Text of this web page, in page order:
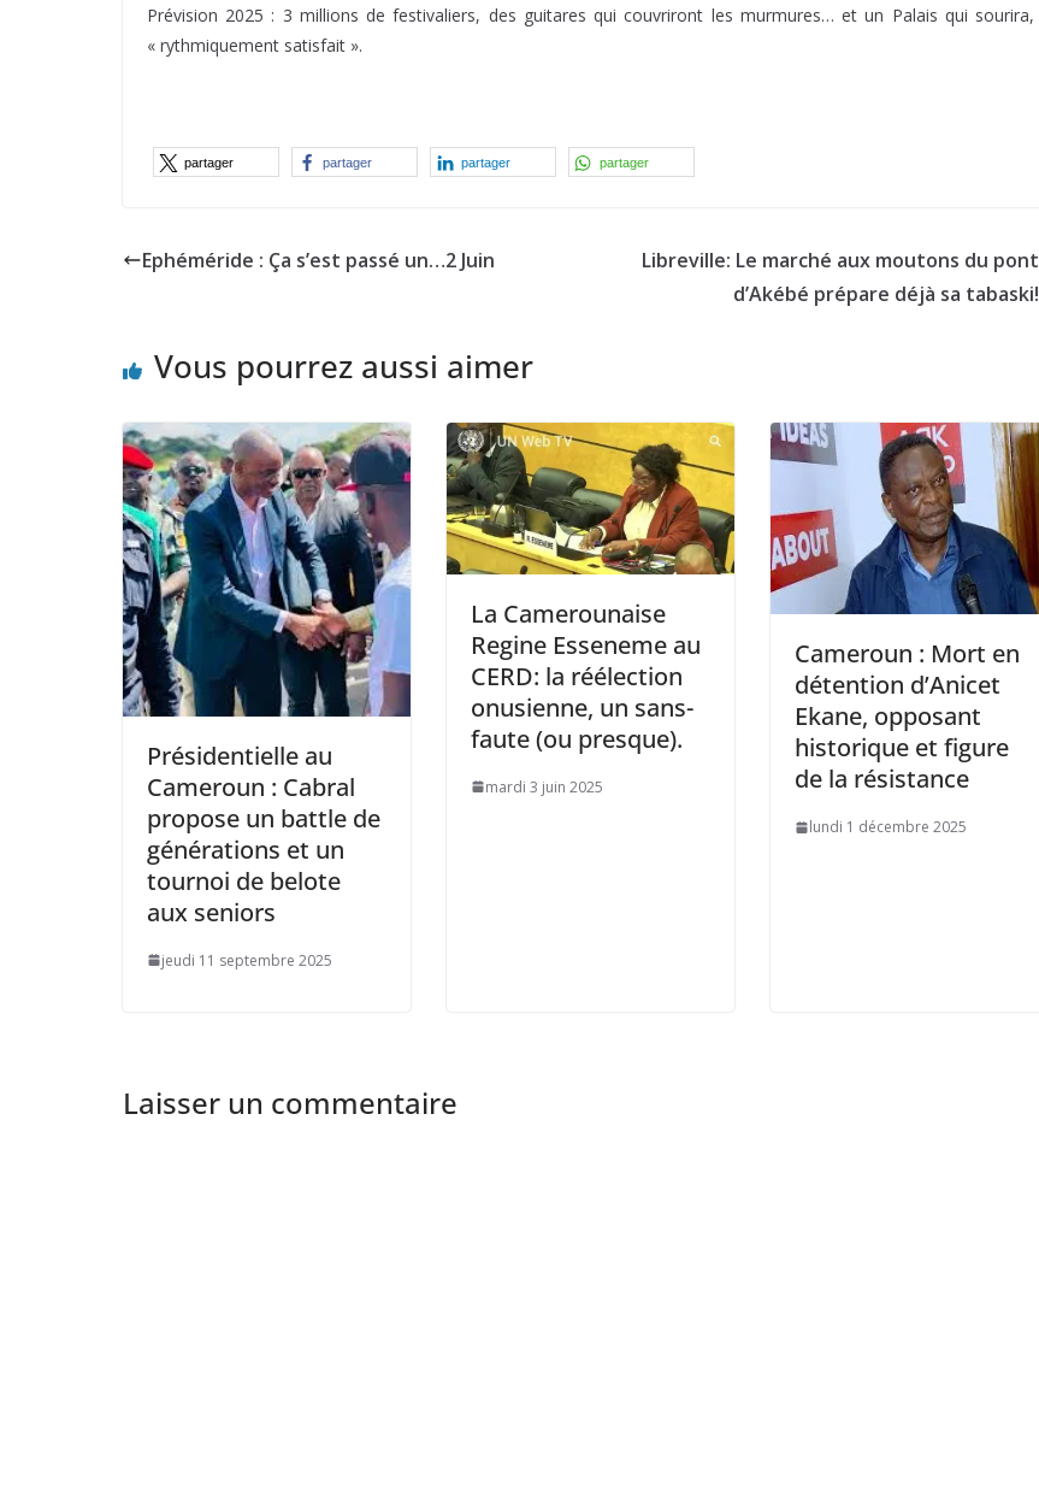
Prévision 2025 : 3 millions de festivaliers, des guitares qui couvriront les murmures… et un Palais qui sourira,
« rythmiquement satisfait ».
partager partager partager partager
Ephéméride : Ça s’est passé un…2 Juin
Libreville: Le marché aux moutons du pont
d’Akébé prépare déjà sa tabaski!
Vous pourrez aussi aimer
Présidentielle au
Cameroun : Cabral
propose un battle de
générations et un
tournoi de belote
aux seniors
jeudi 11 septembre 2025
La Camerounaise
Regine Esseneme au
CERD: la réélection
onusienne, un sans-
faute (ou presque).
mardi 3 juin 2025
Cameroun : Mort en
détention d’Anicet
Ekane, opposant
historique et figure
de la résistance
lundi 1 décembre 2025
Laisser un commentaire